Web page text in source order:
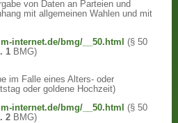
von Daten an Parteien und
mit allgemeinen Wahlen und mit
internet.de/bmg/__50.html
(§ 50
1 BMG)
im Falle eines Alters- oder
oder goldene Hochzeit)
internet.de/bmg/__50.html
(§ 50
2 BMG)